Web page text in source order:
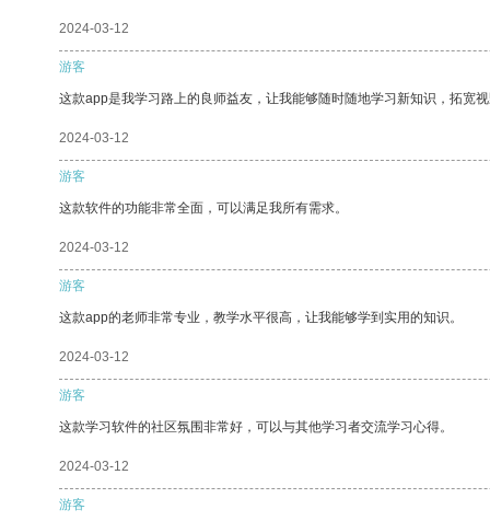
2024-03-12
游客
这款app是我学习路上的良师益友，让我能够随时随地学习新知识，拓宽
2024-03-12
游客
这款软件的功能非常全面，可以满足我所有需求。
2024-03-12
游客
这款app的老师非常专业，教学水平很高，让我能够学到实用的知识。
2024-03-12
游客
这款学习软件的社区氛围非常好，可以与其他学习者交流学习心得。
2024-03-12
游客